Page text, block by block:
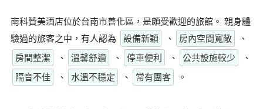
南科贊美酒店位於台南市善化區，是頗受歡迎的旅館。 親身體
驗過的旅客之中，有人認為
設備新穎 、 房內空間寬敞
、
房間整潔
、 溫馨舒適 、 停車便利 、 公共設施較少
、
隔音不佳
、 水溫不穩定 、 常有團客 。